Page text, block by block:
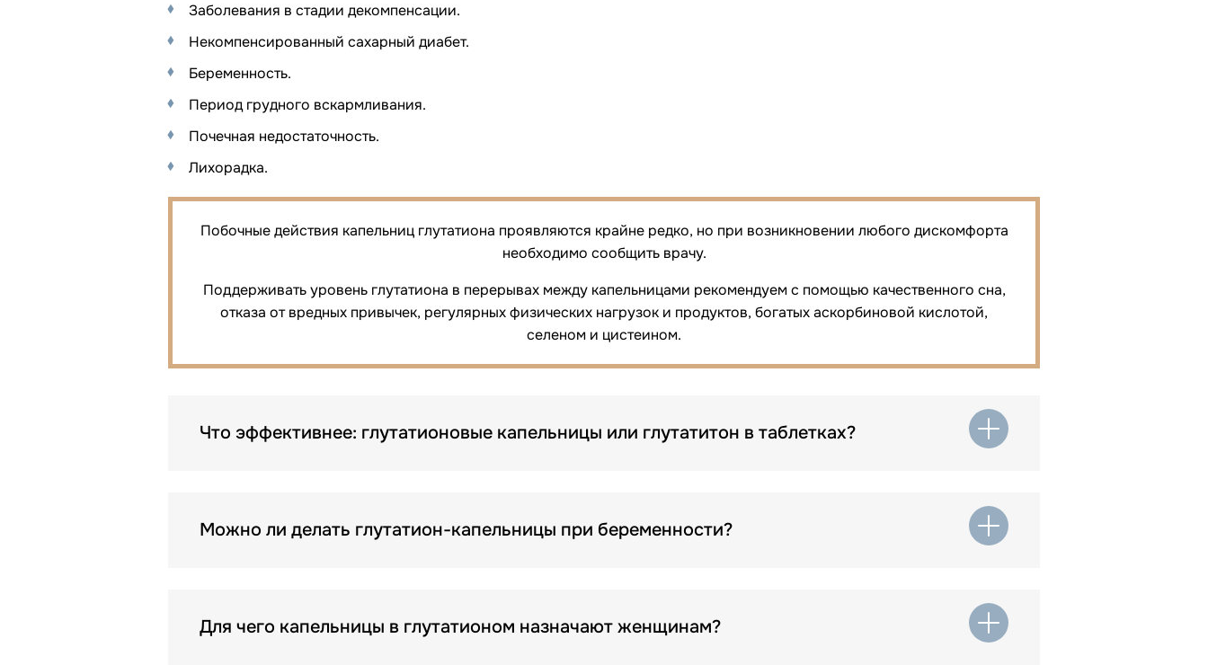
Заболевания в стадии декомпенсации.
Некомпенсированный сахарный диабет.
Беременность.
Период грудного вскармливания.
Почечная недостаточность.
Лихорадка.
Побочные действия капельниц глутатиона проявляются крайне редко, но при возникновении любого дискомфорта
необходимо сообщить врачу.
Поддерживать уровень глутатиона в перерывах между капельницами рекомендуем с помощью качественного сна,
отказа от вредных привычек, регулярных физических нагрузок и продуктов, богатых аскорбиновой кислотой,
селеном и цистеином.
Что эффективнее: глутатионовые капельницы или глутатитон в таблетках?
Можно ли делать глутатион-капельницы при беременности?
Для чего капельницы в глутатионом назначают женщинам?